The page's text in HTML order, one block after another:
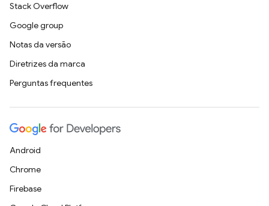
Stack Overflow
Google group
Notas da versão
Diretrizes da marca
Perguntas frequentes
Android
Chrome
Firebase